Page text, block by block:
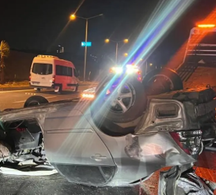
Siirt
Sinop
Sivas
Tekirdağ
Tokat